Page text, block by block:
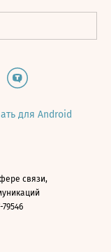
для Android
связи,